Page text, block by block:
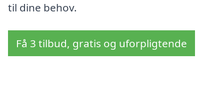
til dine behov.
Få 3 tilbud, gratis og uforpligtende